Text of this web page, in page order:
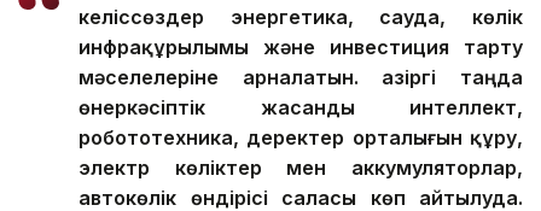
келіссөздер энергетика, сауда, көлік
инфрақұрылымы және инвестиция тарту
мәселелеріне арналатын. Қазіргі таңда
өнеркәсіптік жасанды интеллект,
робототехника, деректер орталығын құру,
электр көліктер мен аккумуляторлар,
автокөлік өндірісі саласы көп айтылуда.